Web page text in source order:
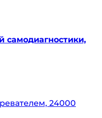
самодиагностики,